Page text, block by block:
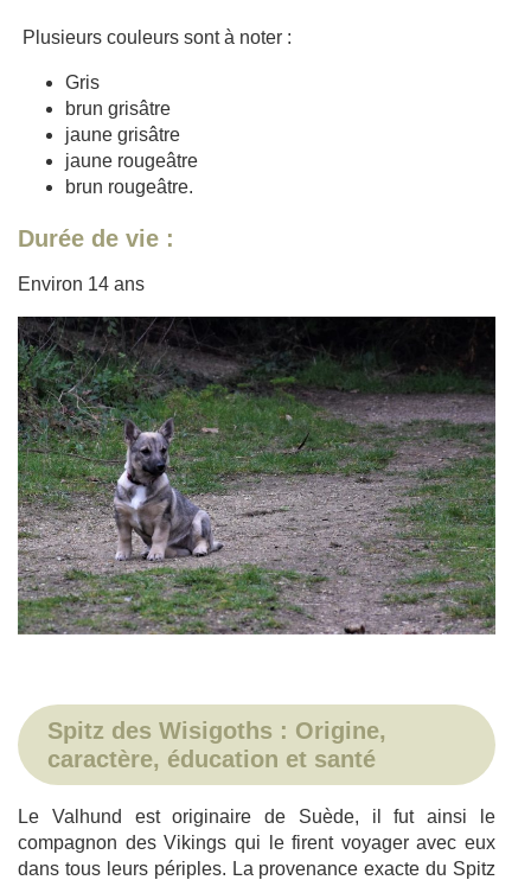
Plusieurs couleurs sont à noter :
Gris
brun grisâtre
jaune grisâtre
jaune rougeâtre
brun rougeâtre.
Durée de vie :
Environ 14 ans
Spitz des Wisigoths : Origine,
caractère, éducation et santé
Le Valhund est originaire de Suède, il fut ainsi le
compagnon des Vikings qui le firent voyager avec eux
dans tous leurs périples. La provenance exacte du Spitz